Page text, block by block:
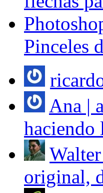
Pinceles
Ana |
haciendo
original,